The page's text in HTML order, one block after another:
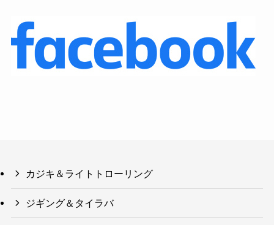
カジキ＆ライトトローリング
ジギング＆タイラバ